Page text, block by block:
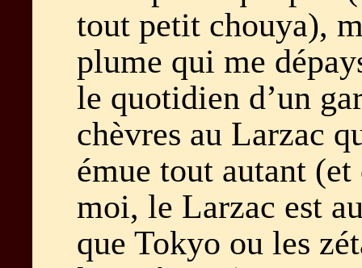
tout petit chouya),
plume qui me
le quotidien d’un
chèvres au Larzac
émue tout autant
moi, le Larzac est
que Tokyo ou les